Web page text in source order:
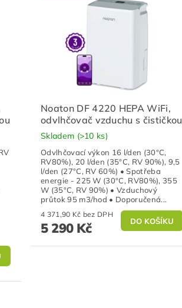
Noaton DF 4220 HEPA WiFi,
odvlhčovač vzduchu s čističkou
Skladem (>10 ks)
Odvlhčovací výkon 16 l/den (30°C,
RV80%), 20 l/den (35°C, RV 90%), 9,5
l/den (27°C, RV 60%) • Spotřeba
energie - 225 W (30°C, RV80%), 355
W (35°C, RV 90%) • Vzduchový
průtok 95 m3/hod • Doporučená...
4 371,90 Kč bez DPH
5 290 Kč